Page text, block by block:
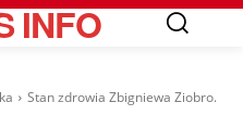
INFO
Stan zdrowia Zbigniewa Ziobro.